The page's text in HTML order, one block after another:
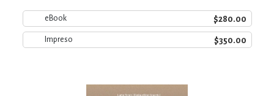
eBook $280.00
Impreso $350.00